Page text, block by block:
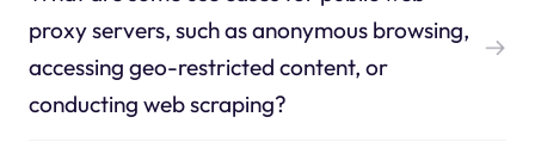
proxy servers, such as anonymous browsing,
accessing geo-restricted content, or
conducting web scraping?